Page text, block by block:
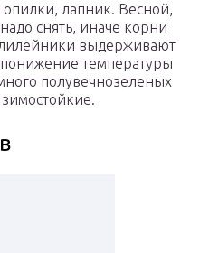
опилки, лапник. Весной,
снять, иначе корни
выдерживают
температуры
полувечнозеленых